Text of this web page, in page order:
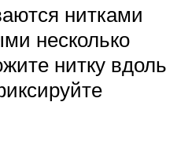
нитками
несколько
нитку вдоль